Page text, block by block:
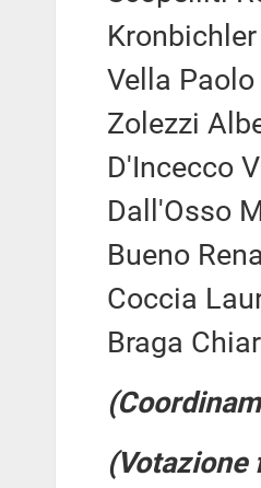
Vella
Zolezzi
D'Incecco
Dall'Osso
Bueno
Coccia
Braga
(Votazione